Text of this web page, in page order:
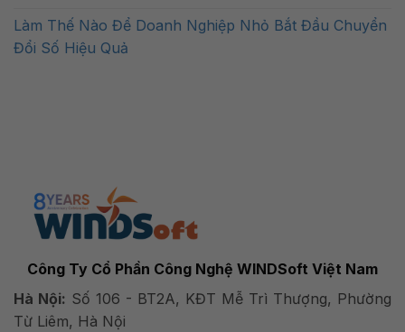
Làm Thế Nào Để Doanh Nghiệp Nhỏ Bắt Đầu Chuyển
Đổi Số Hiệu Quả
Công Ty Cổ Phần Công Nghệ WINDSoft Việt Nam
Hà Nội: Số 106 - BT2A, KĐT Mễ Trì Thượng, Phường
Từ Liêm, Hà Nội